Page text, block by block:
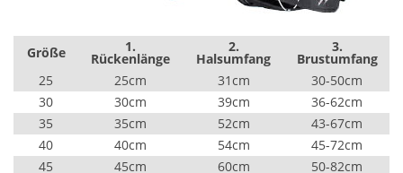
Größe 1.
Rückenlänge
2.
Halsumfang
3.
Brustumfang
25
25cm 31cm
30-50cm
30
30cm 39cm
36-62cm
35
35cm 52cm
43-67cm
40
40cm 54cm
45-72cm
45
45cm 60cm
50-82cm